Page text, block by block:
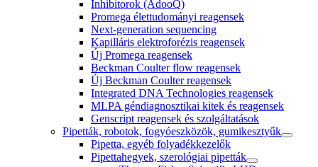
Inhibitorok (AdooQ)
Promega élettudományi reagensek
Next-generation sequencing
Kapilláris elektroforézis reagensek
Új Promega reagensek
Beckman Coulter flow reagensek
Új Beckman Coulter reagensek
Integrated DNA Technologies reagensek
MLPA géndiagnosztikai kitek és reagensek
Genscript reagensek és szolgáltatások
Pipetták, robotok, fogyóeszközök, gumikesztyűk
Pipetta, egyéb folyadékkezelők
Pipettahegyek, szerológiai pipetták